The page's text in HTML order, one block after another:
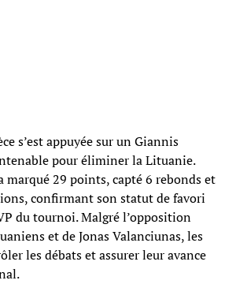
s’est appuyée sur un Giannis
pour éliminer la Lituanie.
marqué 29 points, capté 6 rebonds et
confirmant son statut de favori
du tournoi. Malgré l’opposition
et de Jonas Valanciunas, les
les débats et assurer leur avance